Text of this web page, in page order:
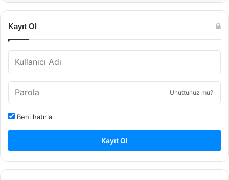
Kayıt Ol
Unuttunuz mu?
Beni hatırla
Kayıt Ol